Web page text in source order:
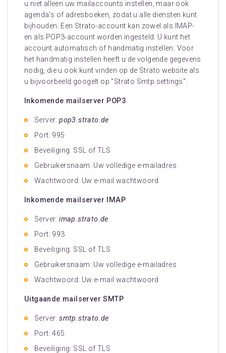
u niet alleen uw mailaccounts instellen, maar ook
agenda's of adresboeken, zodat u alle diensten kunt
bijhouden. Een Strato-account kan zowel als IMAP-
en als POP3-account worden ingesteld. U kunt het
account automatisch of handmatig instellen. Voor
het handmatig instellen heeft u de volgende gegevens
nodig, die u ook kunt vinden op de Strato website als
u bijvoorbeeld googelt op "Strato Smtp settings":
Inkomende mailserver POP3
Server:pop3.strato.de
Port: 995
Beveiliging: SSL of TLS
Gebruikersnaam: Uw volledige e-mailadres
Wachtwoord: Uw e-mail wachtwoord
Inkomende mailserver IMAP
Server:imap.strato.de
Port: 993
Beveiliging: SSL of TLS
Gebruikersnaam: Uw volledige e-mailadres
Wachtwoord: Uw e-mail wachtwoord
Uitgaande mailserver SMTP
Server:smtp.strato.de
Port: 465
Beveiliging: SSL of TLS